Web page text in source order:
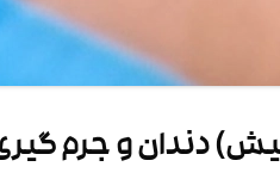
دندان و جرم